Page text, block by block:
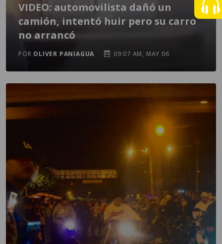
VIDEO: automovilista dañó un
camión, intentó huir pero su carro
no arrancó
POR OLIVER PANIAGUA 09:07 AM, MAY 06